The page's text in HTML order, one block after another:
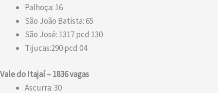
Palhoça: 16
São João Batista: 65
São José: 1317 pcd 130
Tijucas:290 pcd 04
Vale do Itajaí – 1836 vagas
Ascurra: 30